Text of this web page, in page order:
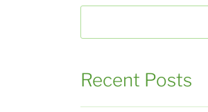
Recent Posts